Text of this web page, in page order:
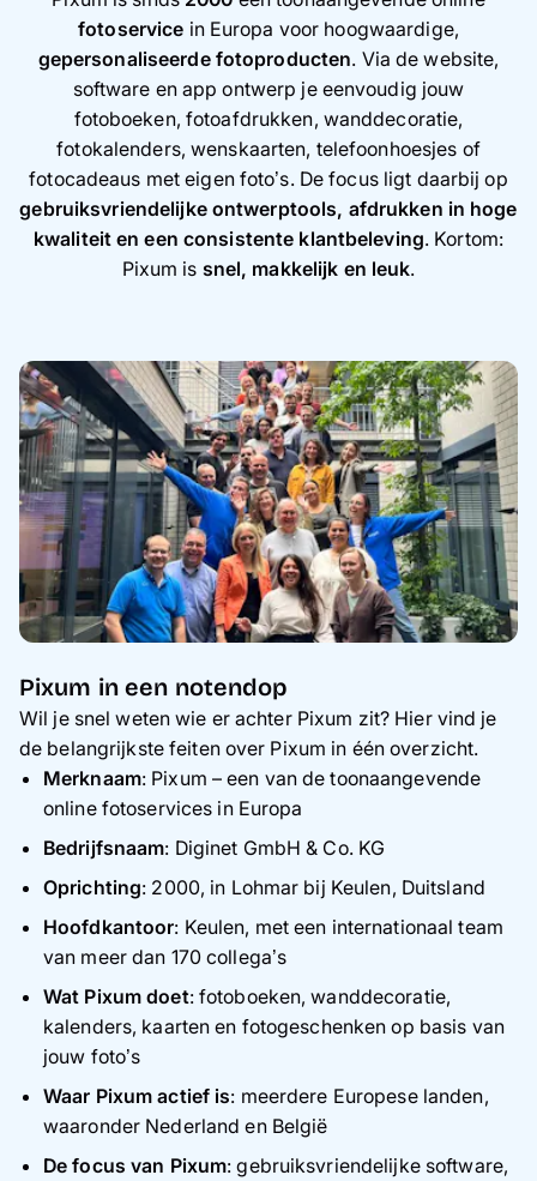
fotoservice in Europa voor hoogwaardige,
gepersonaliseerde fotoproducten. Via de website,
software en app ontwerp je eenvoudig jouw
fotoboeken, fotoafdrukken, wanddecoratie,
fotokalenders, wenskaarten, telefoonhoesjes of
fotocadeaus met eigen foto’s. De focus ligt daarbij op
gebruiksvriendelijke ontwerptools, afdrukken in hoge
kwaliteit en een consistente klantbeleving. Kortom:
Pixum is snel, makkelijk en leuk.
Pixum in een notendop
Wil je snel weten wie er achter Pixum zit? Hier vind je
de belangrijkste feiten over Pixum in één overzicht.
Merknaam: Pixum – een van de toonaangevende
online fotoservices in Europa
Bedrijfsnaam: Diginet GmbH & Co. KG
Oprichting: 2000, in Lohmar bij Keulen, Duitsland
Hoofdkantoor: Keulen, met een internationaal team
van meer dan 170 collega’s
Wat Pixum doet: fotoboeken, wanddecoratie,
kalenders, kaarten en fotogeschenken op basis van
jouw foto’s
Waar Pixum actief is: meerdere Europese landen,
waaronder Nederland en België
De focus van Pixum: gebruiksvriendelijke software,